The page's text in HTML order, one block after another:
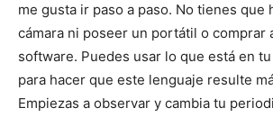
me gusta ir paso a paso. No tienes que
cámara ni poseer un portátil o comprar
software. Puedes usar lo que está en
para hacer que este lenguaje resulte
Empiezas a observar y cambia tu